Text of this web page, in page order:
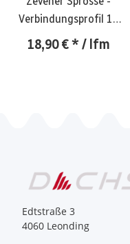
Verbindungsprofil 16
mm
18,90 €* / lfm
Edtstraße 3
4060 Leonding